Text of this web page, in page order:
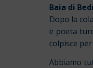
Baia di
Dopo la
e poeta
colpisce
Abbiamo